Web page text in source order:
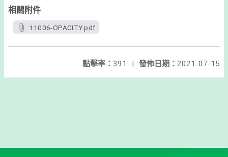
相關附件
11006-OPACITY.pdf
發佈日期： 2021-07-15
點擊率： 391 |